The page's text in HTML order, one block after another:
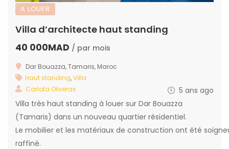
A LOUER
Villa d’architecte haut standing
40 000MAD / par mois
Dar Bouazza, Tamaris, Maroc
Haut standing,Villa
Carlota Oliveras
5 ans ago
Villa très haut standing à louer sur Dar Bouazza
(Tamaris) dans un nouveau quartier résidentiel.
Le mobilier et les matériaux de construction ont été
raffiné.